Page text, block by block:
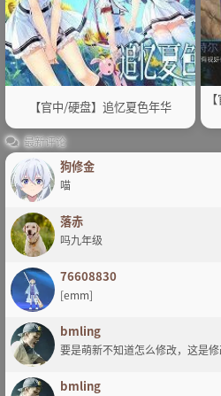
【官中/硬盘】追忆夏色年华
最新评论
狗修金
喵
落赤
吗九年级
76608830
[emm]
bmling
要是萌新不知道怎么修改，这
bmling